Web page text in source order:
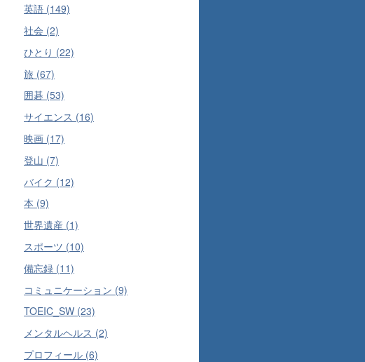
英語 (149)
社会 (2)
ひとり (22)
旅 (67)
囲碁 (53)
サイエンス (16)
映画 (17)
登山 (7)
バイク (12)
本 (9)
世界遺産 (1)
スポーツ (10)
備忘録 (11)
コミュニケーション (9)
TOEIC_SW (23)
メンタルヘルス (2)
プロフィール (6)